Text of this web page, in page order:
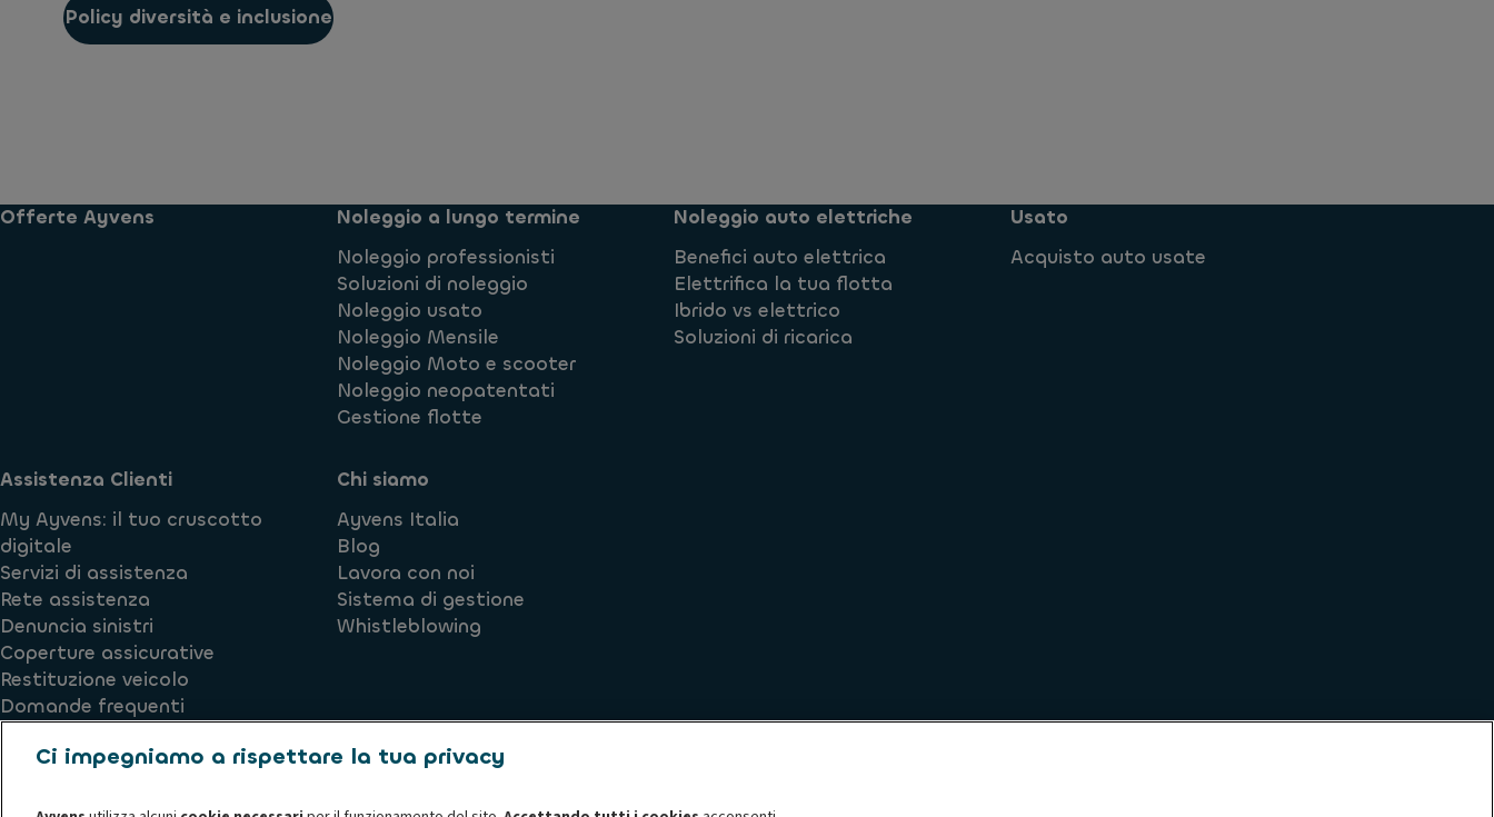
Policy diversità e inclusione
Offerte Ayvens
Noleggio a lungo termine
Noleggio professionisti
Soluzioni di noleggio
Noleggio usato
Noleggio Mensile
Noleggio Moto e scooter
Noleggio neopatentati
Gestione flotte
Noleggio auto elettriche
Benefici auto elettrica
Elettrifica la tua flotta
Ibrido vs elettrico
Soluzioni di ricarica
Usato
Acquisto auto usate
Assistenza Clienti
My Ayvens: il tuo cruscotto
digitale
Servizi di assistenza
Rete assistenza
Denuncia sinistri
Coperture assicurative
Restituzione veicolo
Domande frequenti
Attenzione alle truffe
Chi siamo
Ayvens Italia
Blog
Lavora con noi
Sistema di gestione
Whistleblowing
Ci impegniamo a rispettare la tua privacy